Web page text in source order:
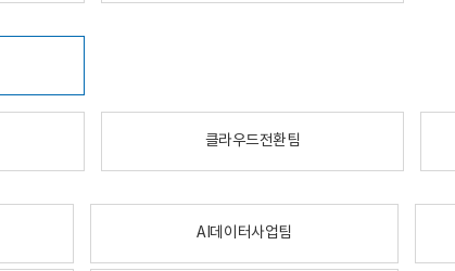
클라우드전환팀
AI데이터사업팀